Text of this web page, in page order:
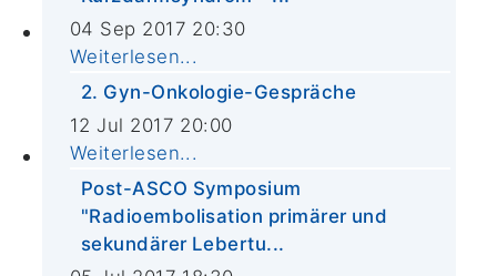
Zuweiser*innen
Zuweiserportal
ASV-Urologie
Tumorboards
Aktuelles
News
Termine
In den Medien
04 Sep 2017 20:30
Weiterlesen...
2. Gyn-Onkologie-Gespräche
12 Jul 2017 20:00
Weiterlesen...
Post-ASCO Symposium
"Radioembolisation primärer und
sekundärer Lebertu...